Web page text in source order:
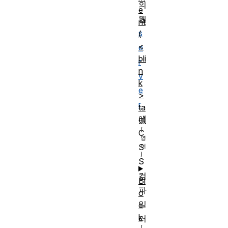
의
웹
s
e
r
v
e
r
에
C
S
S
컴
파
일
러
e
nt
(
<
bli
n
k
>
ta
g)
Bl
o
c
k